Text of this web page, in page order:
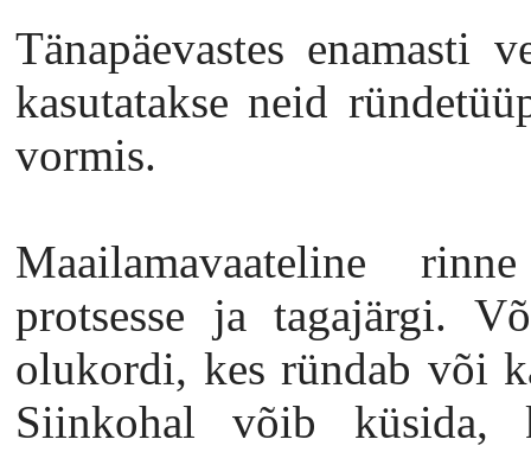
Tänapäevastes enamasti
kasutatakse neid
vormis.
Maailamavaateline
protsesse ja tagajärgi.
olukordi, kes ründab või
Siinkohal võib küsida,